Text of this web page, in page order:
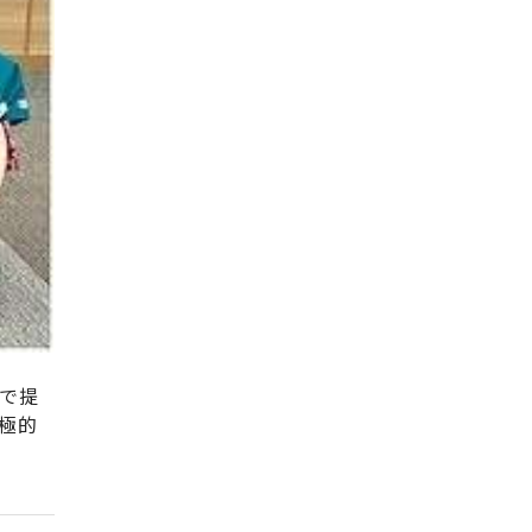
提
的